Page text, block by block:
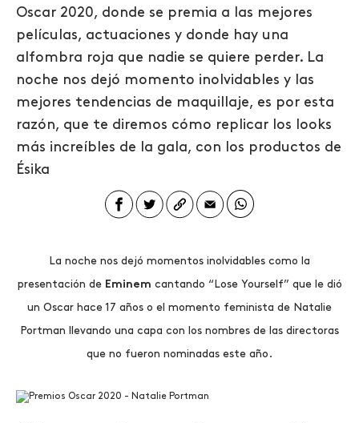
Oscar 2020, donde se premia a las mejores
películas, actuaciones y donde hay una
alfombra roja que nadie se quiere perder. La
noche nos dejó momento inolvidables y las
mejores tendencias de maquillaje, es por esta
razón, que te diremos cómo replicar los looks
más increíbles de la gala, con los productos de
Ésika
La noche nos dejó momentos inolvidables como la
presentación de Eminem cantando “Lose Yourself” que le dió
un Oscar hace 17 años o el momento feminista de Natalie
Portman llevando una capa con los nombres de las directoras
que no fueron nominadas este año.